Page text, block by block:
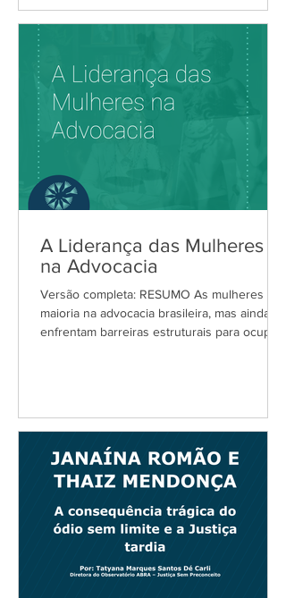
no Brasil, a agenda ESG não flutua isolada;
administração pública. Em um ciclo marcado
por transições políticas e orçamentárias,
essa interdependência exige da alta
A Liderança das Mulheres
na Advocacia
Versão completa: RESUMO As mulheres são
maioria na advocacia brasileira, mas ainda
enfrentam barreiras estruturais para ocupar
de Advogadas (ABRA) atua de forma pioneira
na promoção da paridade de gênero,
defendendo a participação efetiva das